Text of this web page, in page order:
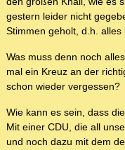
gestern leider nicht
Stimmen geholt, d.h. alles
Was muss denn noch
mal ein Kreuz an der
schon wieder vergessen?
Wie kann es sein, dass
Mit einer CDU, die all
und noch dazu mit dem